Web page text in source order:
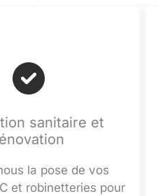
sanitaire et
la pose de vos
et robinetteries pour